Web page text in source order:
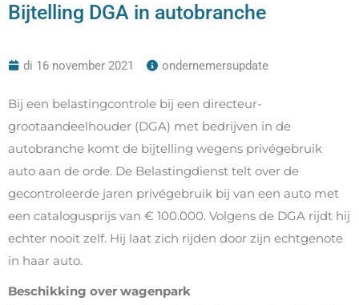
Bijtelling DGA in autobranche
di 16 november 2021 ondernemersupdate
Bij een belastingcontrole bij een directeur-
grootaandeelhouder (DGA) met bedrijven in de
autobranche komt de bijtelling wegens privégebruik
auto aan de orde. De Belastingdienst telt over de
gecontroleerde jaren privégebruik bij van een auto met
een catalogusprijs van € 100.000. Volgens de DGA rijdt hij
echter nooit zelf. Hij laat zich rijden door zijn echtgenote
in haar auto.
Beschikking over wagenpark